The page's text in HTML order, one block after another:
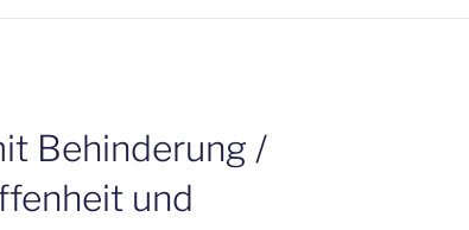
Behinderung /
und